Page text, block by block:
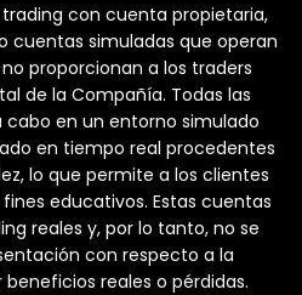
con cuenta propietaria,
cuentas simuladas que operan
proporcionan a los traders
de la Compañía. Todas las
cabo en un entorno simulado
en tiempo real procedentes
lo que permite a los clientes
educativos. Estas cuentas
reales y, por lo tanto, no se
con respecto a la
reales o pérdidas.